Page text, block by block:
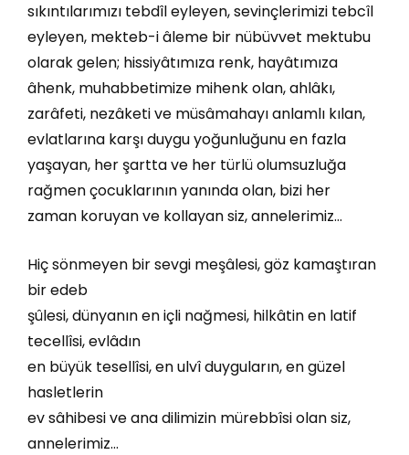
sıkıntılarımızı tebdîl eyleyen, sevinçlerimizi tebcîl
eyleyen, mekteb-i âleme bir nübüvvet mektubu
olarak gelen; hissiyâtımıza renk, hayâtımıza
âhenk, muhabbetimize mihenk olan, ahlâkı,
zarâfeti, nezâketi ve müsâmahayı anlamlı kılan,
evlatlarına karşı duygu yoğunluğunu en fazla
yaşayan, her şartta ve her türlü olumsuzluğa
rağmen çocuklarının yanında olan, bizi her
zaman koruyan ve kollayan siz, annelerimiz…
Hiç sönmeyen bir sevgi meşâlesi, göz kamaştıran
bir edeb
şûlesi, dünyanın en içli nağmesi, hilkâtin en latif
tecellîsi, evlâdın
en büyük tesellîsi, en ulvî duyguların, en güzel
hasletlerin
ev sâhibesi ve ana dilimizin mürebbîsi olan siz,
annelerimiz…